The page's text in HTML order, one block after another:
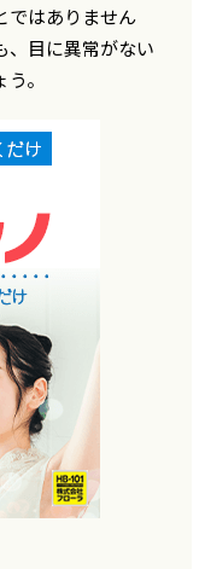
ではありません
、目に異常がない
。